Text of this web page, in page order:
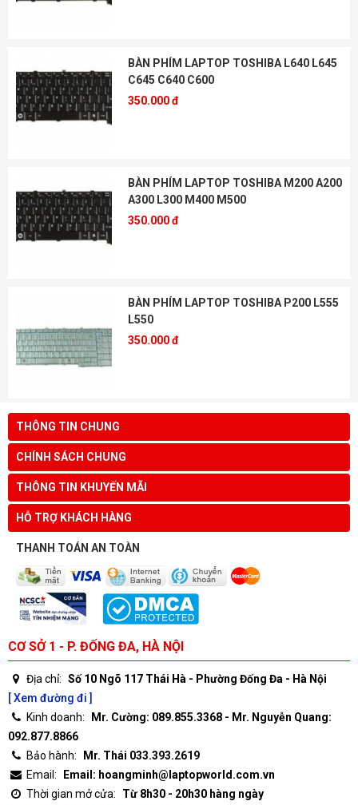
BÀN PHÍM LAPTOP TOSHIBA L640 L645
C645 C640 C600
350.000 đ
BÀN PHÍM LAPTOP TOSHIBA M200 A200
A300 L300 M400 M500
350.000 đ
BÀN PHÍM LAPTOP TOSHIBA P200 L555
L550
350.000 đ
THÔNG TIN CHUNG
CHÍNH SÁCH CHUNG
THÔNG TIN KHUYẾN MÃI
HỖ TRỢ KHÁCH HÀNG
THANH TOÁN AN TOÀN
CƠ SỞ 1 - P. ĐỐNG ĐA, HÀ NỘI
Địa chỉ: Số 10 Ngõ 117 Thái Hà - Phường Đống Đa - Hà Nội
[ Xem đường đi ]
Kinh doanh:
Mr. Cường: 089.855.3368 - Mr. Nguyễn Quang:
092.877.8866
Bảo hành:
Mr. Thái 033.393.2619
Email:
Email: hoangminh@laptopworld.com.vn
Thời gian mở cửa:
Từ 8h30 - 20h30 hàng ngày